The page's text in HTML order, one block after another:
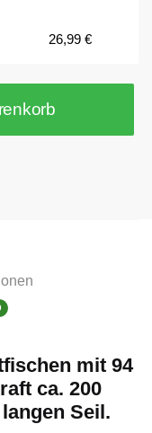
26,99€
mit 94
ca. 200
Seil.